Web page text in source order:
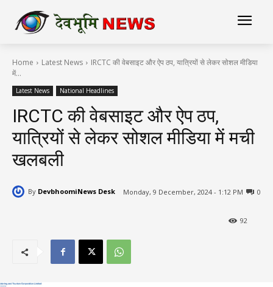
Home Latest News
IRCTC की वेबसाइट और ऐप ठप, यात्रियों से लेकर सोशल मीडिया
में...
Latest News National Headlines
IRCTC की वेबसाइट और ऐप ठप,
यात्रियों से लेकर सोशल मीडिया में मची
खलबली
By DevbhoomiNews Desk Monday, 9 December, 2024 - 1:12 PM 0
92